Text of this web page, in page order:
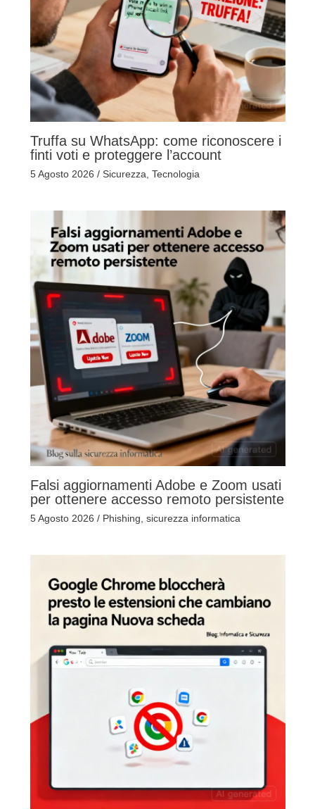
Truffa su WhatsApp: come riconoscere i
finti voti e proteggere l’account
5 Agosto 2026 / Sicurezza Tecnologia
Falsi aggiornamenti Adobe e Zoom usati
per ottenere accesso remoto persistente
5 Agosto 2026 / Phishing sicurezza informatica